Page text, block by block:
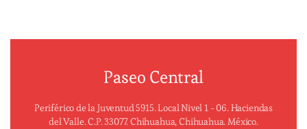
Paseo Central
Periférico de la Juventud 5915. Local Nivel 1 - 06. Haciendas
del Valle. C.P. 33077. Chihuahua, Chihuahua. México.